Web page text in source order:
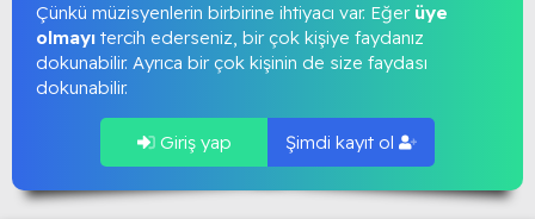
Çünkü müzisyenlerin birbirine ihtiyacı var. Eğer üye
olmayı tercih ederseniz, bir çok kişiye faydanız
dokunabilir. Ayrıca bir çok kişinin de size faydası
dokunabilir.
Giriş yap Şimdi kayıt ol